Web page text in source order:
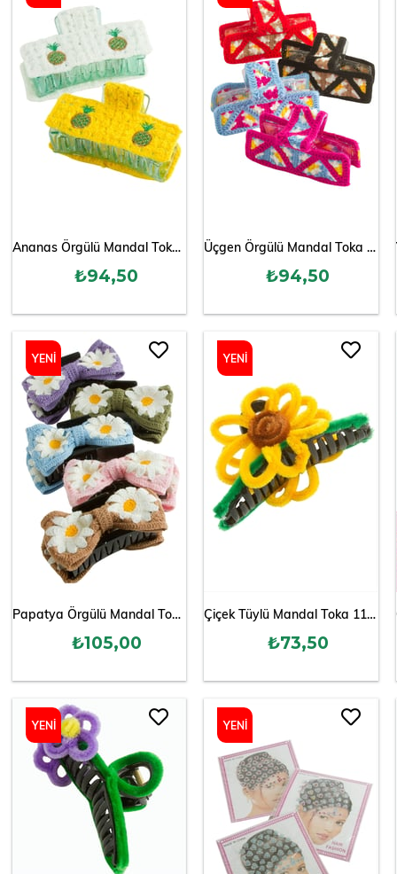
Ananas Örgülü Mandal Toka 8 cm
₺94,50
ÜRÜN
Üçgen Örgülü Mandal Toka 8 cm
₺94,50
ÜRÜN
Papatya Örgülü Mandal Toka 13 cm
₺105,00
YENI
ÜRÜN
Çiçek Tüylü Mandal Toka 11 cm
₺73,50
YENI
ÜRÜN
YENI
ÜRÜN
YENI
ÜRÜN